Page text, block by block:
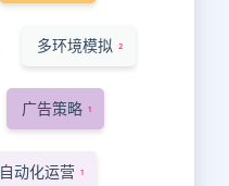
多环境模拟 2
广告策略 1
自动化运营 1